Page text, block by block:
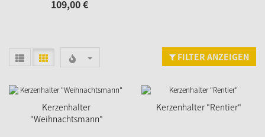
109,00€
FILTER ANZEIGEN
Kerzenhalter
"Weihnachtsmann"
Kerzenhalter "Rentier"